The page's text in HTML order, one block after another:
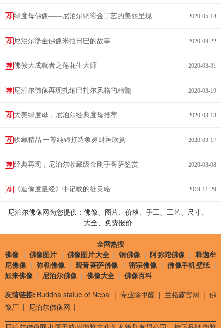
荐 绿度母佛像——尼泊尔铜鎏金工艺的美丽呈现 2020-05-14
荐 尼泊尔鎏金佛像米拉日巴的故事 2020-04-22
荐 佛教大成就者之莲花生大师 2020-03-31
荐 尼泊尔佛像再现扎纳巴扎尔风格的精髓 2020-03-19
荐 大美绿度母，尼泊尔经典度母推荐 2020-03-18
荐 收藏精品|一尊纯银打造象鼻财神欣赏 2020-03-17
荐 经典再现，尼泊尔收藏级金刚手菩萨鉴赏 2020-03-08
荐 《造像度量经》中记载的徙灵略 2019-11-29
尼泊尔佛像网为您提供：佛像、图片、价格、手工、工艺、尺寸、
大全、免费报价
全网热搜
佛像 | 佛像图片 |佛像图片大全|铜佛像 |阿弥陀佛像 | 释迦牟
尼佛像 |弥勒佛像 |观音菩萨佛像 | 密宗佛像 |佛像手机壁纸 |
如来佛像 | 尼泊尔佛像 | 佛像大全 | 佛像百科
友情链接: Buddha statue of Nepal | 专业除甲醛 | 兰格露官网 | 佛
像厂 | 尼泊尔佛像网 |